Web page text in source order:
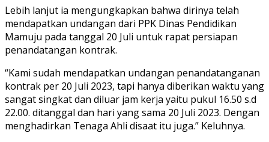
Lebih lanjut ia mengungkapkan bahwa dirinya telah
mendapatkan undangan dari PPK Dinas Pendidikan
Mamuju pada tanggal 20 Juli untuk rapat persiapan
penandatangan kontrak.
“Kami sudah mendapatkan undangan penandatanganan
kontrak per 20 Juli 2023, tapi hanya diberikan waktu yang
sangat singkat dan diluar jam kerja yaitu pukul 16.50 s.d
22.00. ditanggal dan hari yang sama 20 Juli 2023. Dengan
menghadirkan Tenaga Ahli disaat itu juga.” Keluhnya.